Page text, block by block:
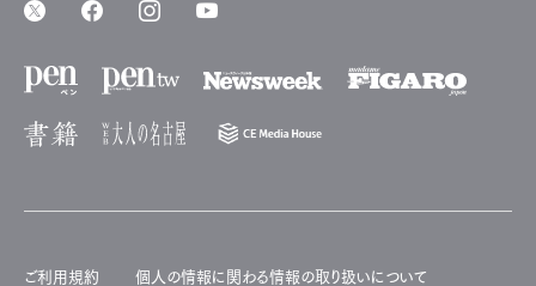
ご利用規約 個人の情報に関わる情報の取り扱いについて